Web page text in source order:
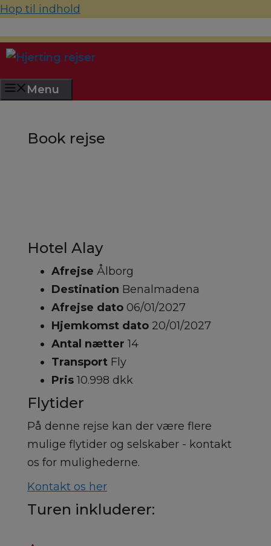
Hop til indhold
Menu
Book rejse
Hotel Alay
Afrejse Ålborg
Destination Benalmadena
Afrejse dato 06/01/2027
Hjemkomst dato 20/01/2027
Antal nætter 14
Transport Fly
Pris 10.998 dkk
Flytider
På denne rejse kan der være flere
mulige flytider og selskaber - kontakt
os for mulighederne.
Kontakt os her
Turen inkluderer: